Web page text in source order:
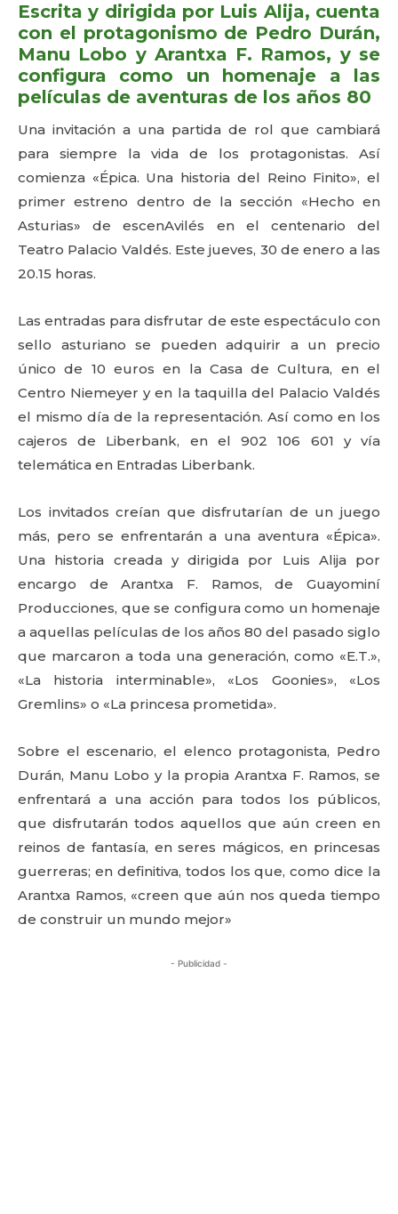
Escrita y dirigida por Luis Alija, cuenta
con el protagonismo de Pedro Durán,
Manu Lobo y Arantxa F. Ramos, y se
configura como un homenaje a las
películas de aventuras de los años 80
Una invitación a una partida de rol que cambiará
para siempre la vida de los protagonistas. Así
comienza «Épica. Una historia del Reino Finito», el
primer estreno dentro de la sección «Hecho en
Asturias» de escenAvilés en el centenario del
Teatro Palacio Valdés. Este jueves, 30 de enero a las
20.15 horas.
Las entradas para disfrutar de este espectáculo con
sello asturiano se pueden adquirir a un precio
único de 10 euros en la Casa de Cultura, en el
Centro Niemeyer y en la taquilla del Palacio Valdés
el mismo día de la representación. Así como en los
cajeros de Liberbank, en el 902 106 601 y vía
telemática en Entradas Liberbank.
Los invitados creían que disfrutarían de un juego
más, pero se enfrentarán a una aventura «Épica».
Una historia creada y dirigida por Luis Alija por
encargo de Arantxa F. Ramos, de Guayominí
Producciones, que se configura como un homenaje
a aquellas películas de los años 80 del pasado siglo
que marcaron a toda una generación, como «E.T.»,
«La historia interminable», «Los Goonies», «Los
Gremlins» o «La princesa prometida».
Sobre el escenario, el elenco protagonista, Pedro
Durán, Manu Lobo y la propia Arantxa F. Ramos, se
enfrentará a una acción para todos los públicos,
que disfrutarán todos aquellos que aún creen en
reinos de fantasía, en seres mágicos, en princesas
guerreras; en definitiva, todos los que, como dice la
Arantxa Ramos, «creen que aún nos queda tiempo
de construir un mundo mejor»
- Publicidad -